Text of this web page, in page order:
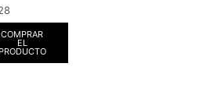
COMPRAR
EL
PRODUCTO